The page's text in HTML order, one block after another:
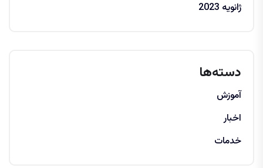
ژانویه 2023
دسته‌ها
آموزش
اخبار
خدمات